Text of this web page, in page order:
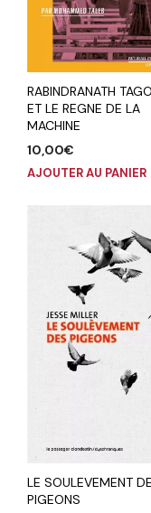
RABINDRANATH
ET LE REGNE DE LA
MACHINE
10,00€
AJOUTER AU PANIER
LE SOULEVEMENT
PIGEONS